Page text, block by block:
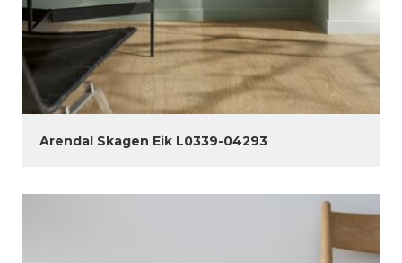
Arendal Skagen Eik L0339-04293